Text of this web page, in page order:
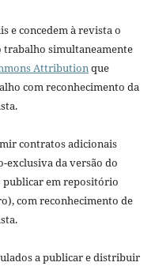
e concedem à revista o
simultaneamente
Attributionque
com reconhecimento da
contratos adicionais
exclusiva da versão do
publicar em repositório
com reconhecimento de
a publicar e distribuir